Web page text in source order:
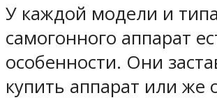
У каждой модели и типа
самогонного аппарат
особенности. Они
купить аппарат или же